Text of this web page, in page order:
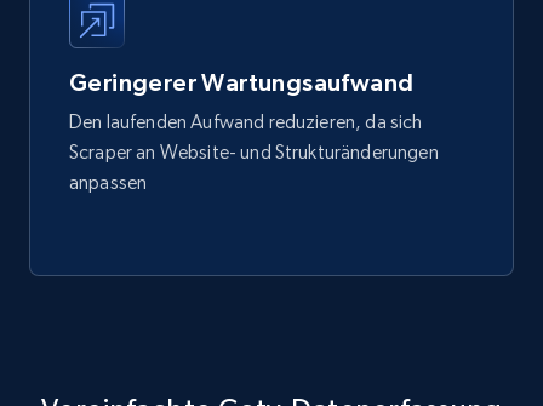
Geringerer Wartungsaufwand
Den laufenden Aufwand reduzieren, da sich
Scraper an Website- und Strukturänderungen
anpassen